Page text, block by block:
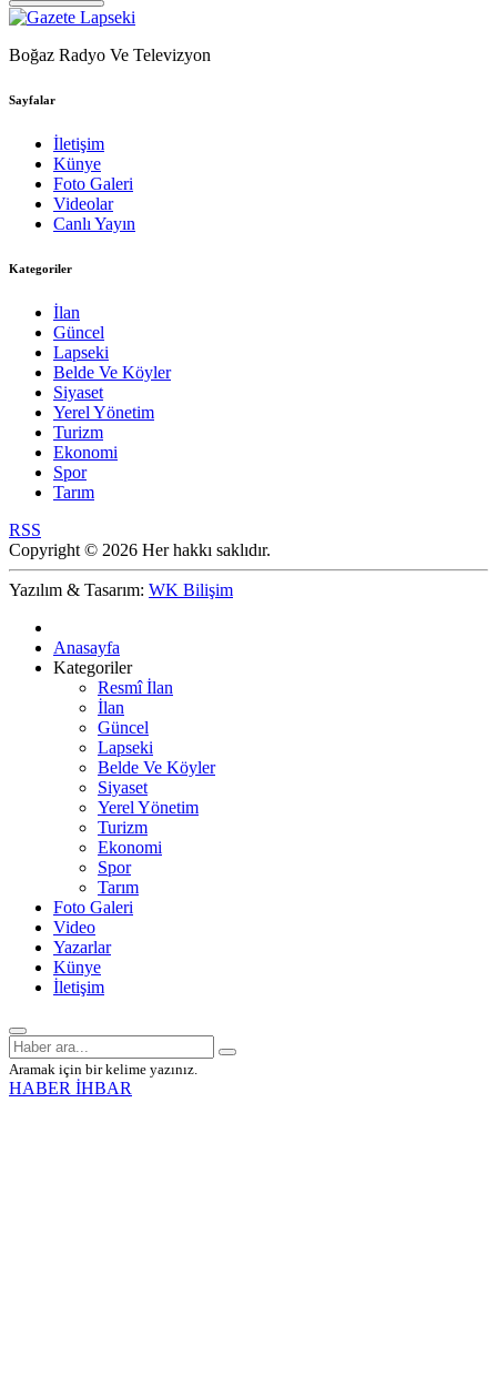
Boğaz Radyo Ve Televizyon
Sayfalar
İletişim
Künye
Foto Galeri
Videolar
Canlı Yayın
Kategoriler
İlan
Güncel
Lapseki
Belde Ve Köyler
Siyaset
Yerel Yönetim
Turizm
Ekonomi
Spor
Tarım
RSS
Copyright © 2026 Her hakkı saklıdır.
Yazılım & Tasarım: WK Bilişim
Anasayfa
Kategoriler
Resmî İlan
İlan
Güncel
Lapseki
Belde Ve Köyler
Siyaset
Yerel Yönetim
Turizm
Ekonomi
Spor
Tarım
Foto Galeri
Video
Yazarlar
Künye
İletişim
Aramak için bir kelime yazınız.
HABER İHBAR